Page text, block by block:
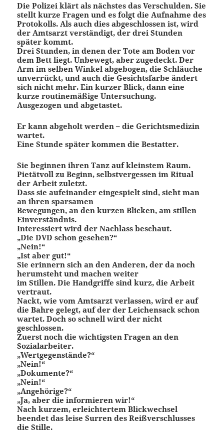
Die Polizei klärt als nächstes das Verschulden. Sie
stellt kurze Fragen und es folgt die Aufnahme des
Protokolls. Als auch dies abgeschlossen ist, wird
der Amtsarzt verständigt, der drei Stunden
später kommt.
Drei Stunden, in denen der Tote am Boden vor
dem Bett liegt. Unbewegt, aber zugedeckt. Der
Arm im selben Winkel abgebogen, die Schläuche
unverrückt, und auch die Gesichtsfarbe ändert
sich nicht mehr. Ein kurzer Blick, dann eine
kurze routinemäßige Untersuchung.
Ausgezogen und abgetastet.
Er kann abgeholt werden – die Gerichtsmedizin
wartet.
Eine Stunde später kommen die Bestatter.
Sie beginnen ihren Tanz auf kleinstem Raum.
Pietätvoll zu Beginn, selbstvergessen im Ritual
der Arbeit zuletzt.
Dass sie aufeinander eingespielt sind, sieht man
an ihren sparsamen
Bewegungen, an den kurzen Blicken, am stillen
Einverständnis.
Interessiert wird der Nachlass beschaut.
„Die DVD schon gesehen?“
„Nein!“
„Ist aber gut!“
Sie erinnern sich an den Anderen, der da noch
herumsteht und machen weiter
im Stillen. Die Handgriffe sind kurz, die Arbeit
vertraut.
Nackt, wie vom Amtsarzt verlassen, wird er auf
die Bahre gelegt, auf der der Leichensack schon
wartet. Doch so schnell wird der nicht
geschlossen.
Zuerst noch die wichtigsten Fragen an den
Sozialarbeiter.
„Wertgegenstände?“
„Nein!“
„Dokumente?“
„Nein!“
„Angehörige?“
„Ja, aber die informieren wir!“
Nach kurzem, erleichtertem Blickwechsel
beendet das leise Surren des Reißverschlusses
die Stille.